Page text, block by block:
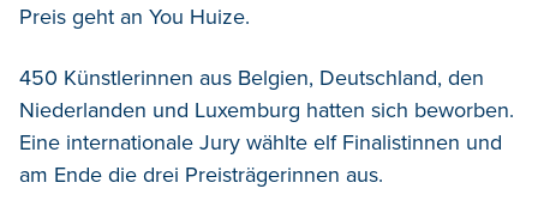
Preis geht an You Huize.
450 Künstlerinnen aus Belgien, Deutschland, den
Niederlanden und Luxemburg hatten sich beworben.
Eine internationale Jury wählte elf Finalistinnen und
am Ende die drei Preisträgerinnen aus.